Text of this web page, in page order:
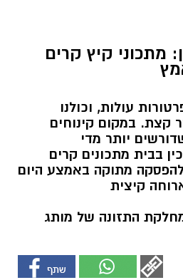
מתכוני קיץ קרים
עולות, וכולנו
קצת. במקום קינוחים
יותר מדי
בבית מתכונים קרים
מתוקה באמצע היום
קיצית
התזונה של מותג